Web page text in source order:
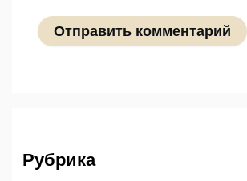
Рубрика